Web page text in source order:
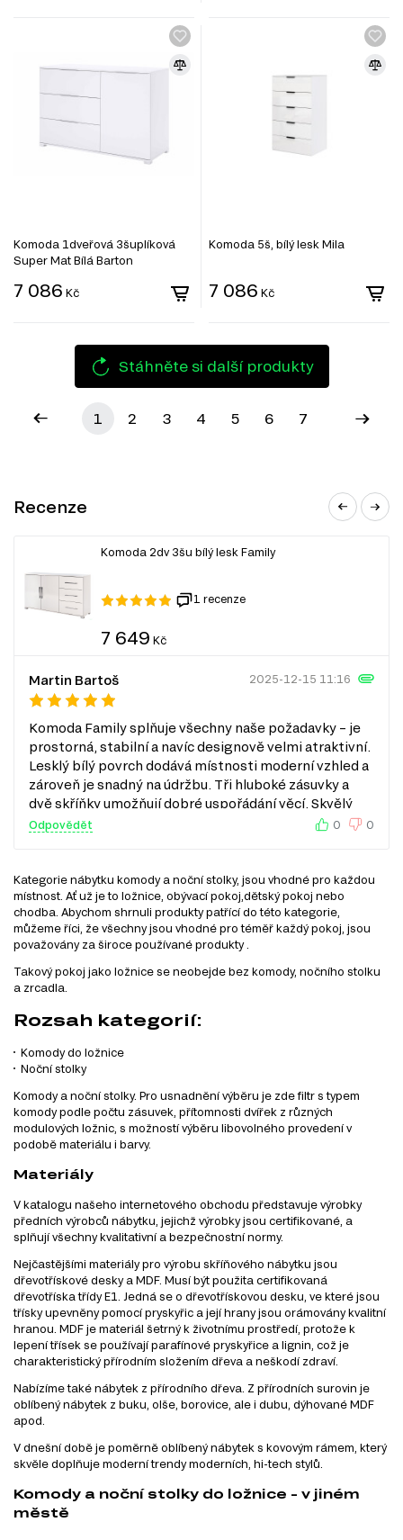
Komoda 1dveřová 3šuplíková
Super Mat Bílá Barton
7 086 Kč
Komoda 5š, bílý lesk Mila
7 086 Kč
Stáhněte si další produkty
1 2 3 4 5 6 7
Recenze
Komoda 2dv 3šu bílý lesk Family
1 recenze
7 649 Kč
Martin Bartoš 2025-12-15 11:16
Komoda Family splňuje všechny naše požadavky – je
prostorná, stabilní a navíc designově velmi atraktivní.
Lesklý bílý povrch dodává místnosti moderní vzhled a
zároveň je snadný na údržbu. Tři hluboké zásuvky a
dvě skříňky umožňují dobré uspořádání věcí. Skvělý
poměr cena/výkon.
Odpovědět 0 0
Kategorie nábytku komody a noční stolky, jsou vhodné pro každou
místnost. Ať už je to ložnice, obývací pokoj,dětský pokoj nebo
chodba. Abychom shrnuli produkty patřící do této kategorie,
můžeme říci, že všechny jsou vhodné pro téměř každý pokoj, jsou
považovány za široce používané produkty .
Takový pokoj jako ložnice se neobejde bez komody, nočního stolku
a zrcadla.
Rozsah kategorií:
Komody do ložnice
Noční stolky
Komody a noční stolky. Pro usnadnění výběru je zde filtr s typem
komody podle počtu zásuvek, přítomnosti dvířek z různých
modulových ložnic, s možností výběru libovolného provedení v
podobě materiálu i barvy.
Materiály
V katalogu našeho internetového obchodu představuje výrobky
předních výrobců nábytku, jejichž výrobky jsou certifikované, a
splňují všechny kvalitativní a bezpečnostní normy.
Nejčastějšími materiály pro výrobu skříňového nábytku jsou
dřevotřískové desky a MDF. Musí být použita certifikovaná
dřevotříska třídy E1. Jedná se o dřevotřískovou desku, ve které jsou
třísky upevněny pomocí pryskyřic a její hrany jsou orámovány kvalitní
hranou. MDF je materiál šetrný k životnímu prostředí, protože k
lepení třísek se používají parafínové pryskyřice a lignin, což je
charakteristický přírodním složením dřeva a neškodí zdraví.
Nabízíme také nábytek z přírodního dřeva. Z přírodních surovin je
oblíbený nábytek z buku, olše, borovice, ale i dubu, dýhované MDF
apod.
V dnešní době je poměrně oblíbený nábytek s kovovým rámem, který
skvěle doplňuje moderní trendy moderních, hi-tech stylů.
Komody a noční stolky do ložnice - v jiném
městě